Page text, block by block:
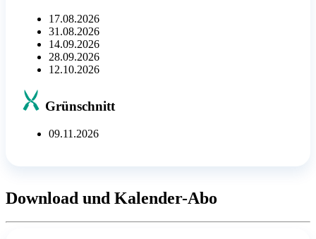
17.08.2026
31.08.2026
14.09.2026
28.09.2026
12.10.2026
Grünschnitt
09.11.2026
Download und Kalender-Abo